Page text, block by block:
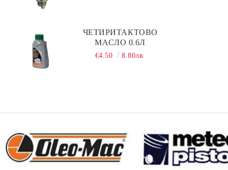
ЧЕТИРИТАКТОВО
МАСЛО 0.6Л
€4.50 8.80лв.